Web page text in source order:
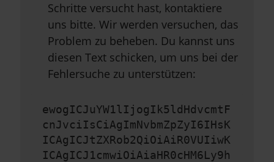
Schritte versucht hast, kontaktiere
uns bitte. Wir werden versuchen, das
Problem zu beheben. Du kannst uns
diesen Text schicken, um uns bei der
Fehlersuche zu unterstützen:
ewogICJuYW1lIjogIk5ldHdvcmtF
cnJvciIsCiAgImNvbmZpZyI6IHsK
ICAgICJtZXRob2QiOiAiR0VUIiwK
ICAgICJ1cmwiOiAiaHR0cHM6Ly9h